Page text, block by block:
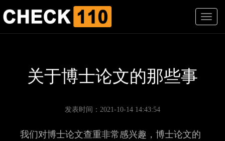
T
o
关于博士论文的那些事
发表时间：2021-10-14 14:43:54
我们对博士论文查重非常感兴趣，博士论文的